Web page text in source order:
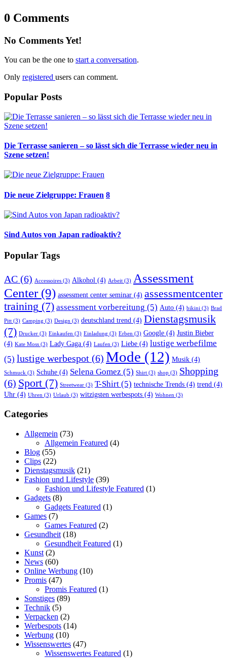
0 Comments
No Comments Yet!
You can be the one to start a conversation.
Only registered users can comment.
Popular Posts
Die Terrasse sanieren – so lässt sich die Terrasse wieder neu in
Szene setzen!
Die neue Zielgruppe: Frauen 8
Sind Autos von Japan radioaktiv?
Popular Tags
AC (6) Accessoires (3) Alkohol (4) Arbeit (3) Assessment
Center(9) assessment center seminar (4) assessmentcenter
training (7) assessment vorbereitung (5) Auto (4) bikini (3) Brad
Pitt (3) Camping (3) Design (3) deutschland trend (4) Dienstagsmusik
(7) Drucker (3) Einkaufen (3) Einladung (3) Erben (3) Google (4) Justin Bieber
(4) Kate Moss (3) Lady Gaga (4) Laufen (3) Liebe (4) lustige werbefilme
(5) lustige werbespot (6) Mode (12) Musik (4)
Schmuck (3) Schuhe (4) Selena Gomez (5) Shirt (3) shop (3) Shopping
(6) Sport (7) Streetwear (3) T-Shirt (5) technische Trends (4) trend (4)
Uhr (4) Uhren (3) Urlaub (3) witzigsten werbespots (4) Wohnen (3)
Categories
Allgemein (73)
Allgemein Featured (4)
Blog (55)
Clips (22)
Dienstagsmusik (21)
Fashion und Lifestyle (39)
Fashion und Lifestyle Featured (1)
Gadgets (8)
Gadgets Featured (1)
Games (7)
Games Featured (2)
Gesundheit (18)
Gesundheit Featured (1)
Kunst (2)
News (60)
Online Werbung (10)
Promis (47)
Promis Featured (1)
Sonstiges (89)
Technik (5)
Verpacken (2)
Werbespots (14)
Werbung (10)
Wissenswertes (47)
Wissenswertes Featured (1)